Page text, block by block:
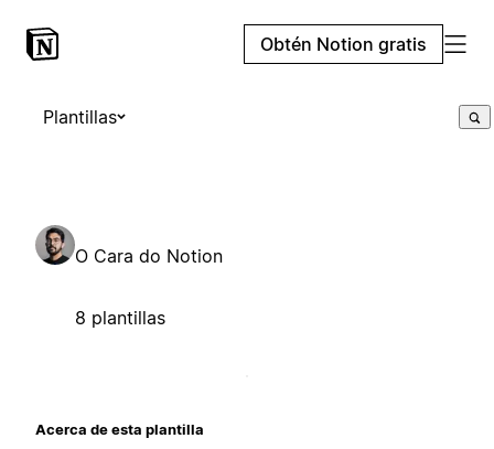
Obtén Notion gratis
Plantillas
O Cara do Notion
8 plantillas
Acerca de esta plantilla